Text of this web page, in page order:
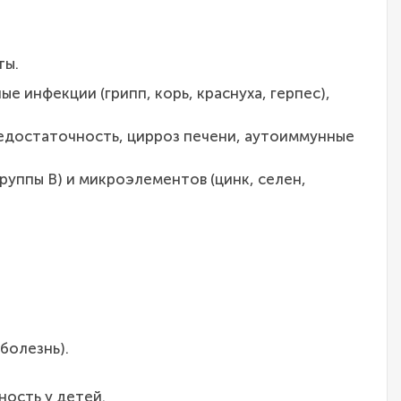
инфекции (грипп, корь, краснуха, герпес),
цирроз печени, аутоиммунные
B) и микроэлементов (цинк, селен,
у детей.